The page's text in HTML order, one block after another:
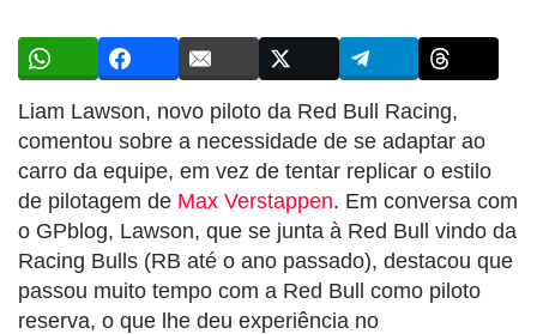
Liam Lawson, novo piloto da Red Bull Racing,
comentou sobre a necessidade de se adaptar ao
carro da equipe, em vez de tentar replicar o estilo
de pilotagem de Max Verstappen. Em conversa com
o GPblog, Lawson, que se junta à Red Bull vindo da
Racing Bulls (RB até o ano passado), destacou que
passou muito tempo com a Red Bull como piloto
reserva, o que lhe deu experiência no